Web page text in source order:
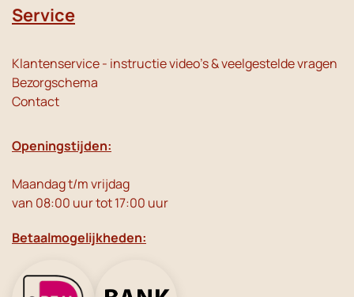
Service
Klantenservice - instructie video's & veelgestelde vragen
Bezorgschema
Contact
Openingstijden:
Maandag t/m vrijdag
van 08:00 uur tot 17:00 uur
Betaalmogelijkheden: